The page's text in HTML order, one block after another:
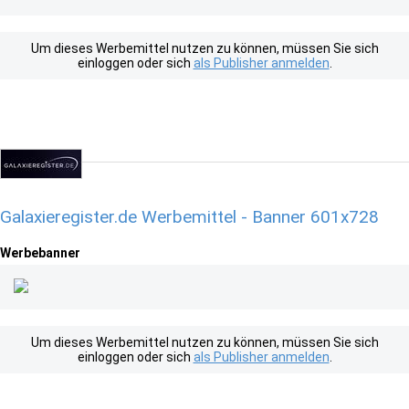
Um dieses Werbemittel nutzen zu können, müssen Sie sich
einloggen oder sich als Publisher anmelden
Galaxieregister.de Werbemittel - Banner 601x728
Werbebanner
Um dieses Werbemittel nutzen zu können, müssen Sie sich
einloggen oder sich als Publisher anmelden